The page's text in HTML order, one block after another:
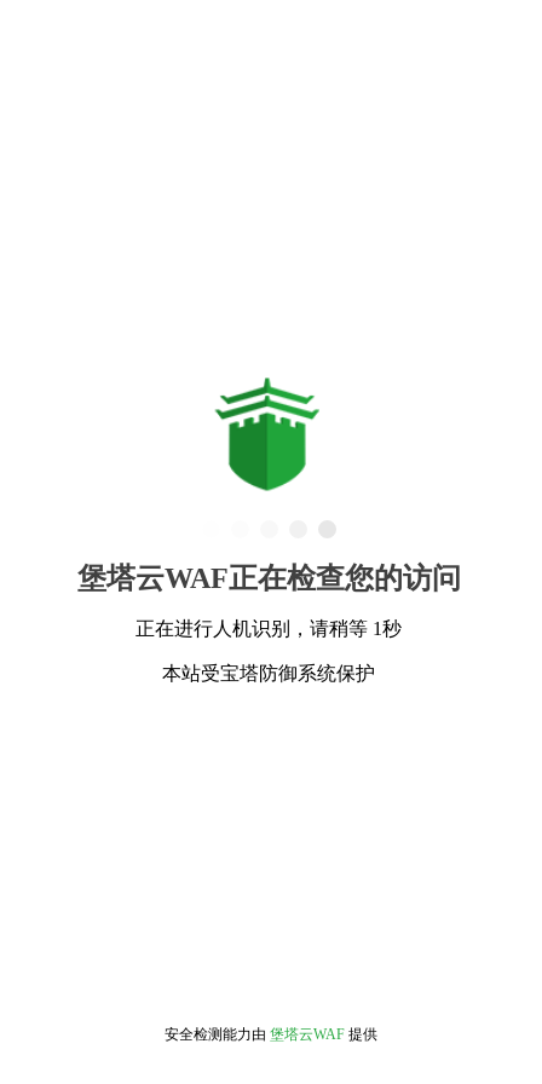
堡塔云WAF正在检查您的访问
正在进行人机识别，请稍等 1秒
本站受宝塔防御系统保护
安全检测能力由 堡塔云WAF 提供